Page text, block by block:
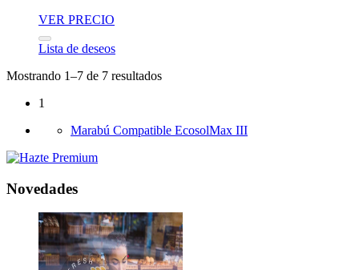
VER PRECIO
Lista de deseos
Mostrando 1–7 de 7 resultados
1
Marabú Compatible EcosolMax III
Novedades